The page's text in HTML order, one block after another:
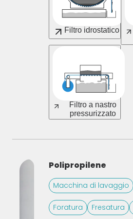
Filtro idrostatico
Filtro a nastro
pressurizzato
Polipropilene
Macchina di lavaggio
Foratura Fresatura